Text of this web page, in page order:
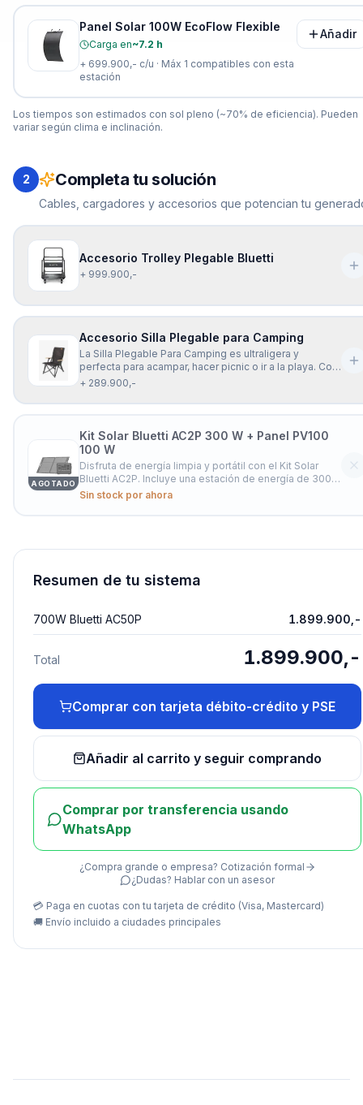
Panel Solar 100W EcoFlow Flexible
Carga en~7.2 h
+ 699.900,- c/u · Máx 1 compatibles con esta
estación
Añadir
Los tiempos son estimados con sol pleno (~70% de eficiencia). Pueden
variar según clima e inclinación.
2 Completa tu solución
Cables, cargadores y accesorios que potencian tu
Accesorio Trolley Plegable Bluetti
+ 999.900,-
Accesorio Silla Plegable para Camping
La Silla Plegable Para Camping es ultraligera y
perfecta para acampar, hacer picnic o ir a la playa. Con
un bolsillo en el respaldo, ofrece un excelente apoyo
de tus actividades al aire libre.
+ 289.900,-
AGOTADO
Kit Solar Bluetti AC2P 300 W + Panel PV100
100 W
Disfruta de energía limpia y portátil con el Kit Solar
Bluetti AC2P. Incluye una estación de energía de 300
W y un panel solar plegable de 100 W, ideal para
mantener tus dispositivos cargados dondequiera que
Sin stock por ahora
Resumen de tu sistema
700W Bluetti AC50P 1.899.900,-
Total 1.899.900,-
Comprar con tarjeta débito-crédito y PSE
Añadir al carrito y seguir comprando
Comprar por transferencia usando
WhatsApp
¿Compra grande o empresa? Cotización formal
¿Dudas? Hablar con un asesor
💳 Paga en cuotas con tu tarjeta de crédito (Visa, Mastercard)
🚚 Envío incluido a ciudades principales